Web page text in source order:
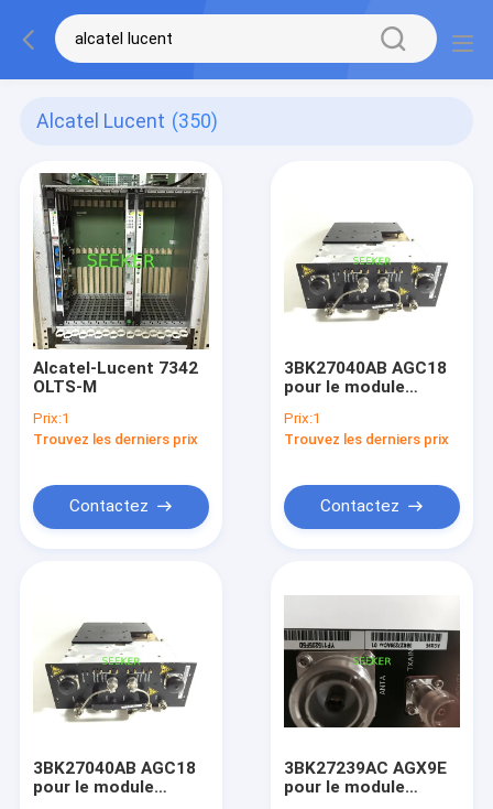
Alcatel Lucent (350)
Alcatel-Lucent 7342
OLTS-M
Prix:1
Trouvez les derniers prix
Contactez
3BK27040AB AGC18
pour le module
A9100 GSM
Prix:1
Trouvez les derniers prix
Contactez
3BK27040AB AGC18
pour le module
3BK27239AC AGX9E
pour le module